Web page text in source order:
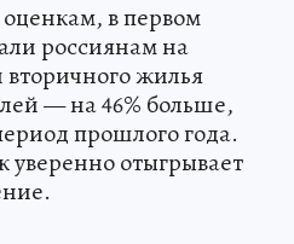
в первом
россиянам на
вторичного жилья
— на 46% больше,
прошлого года.
отыгрывает